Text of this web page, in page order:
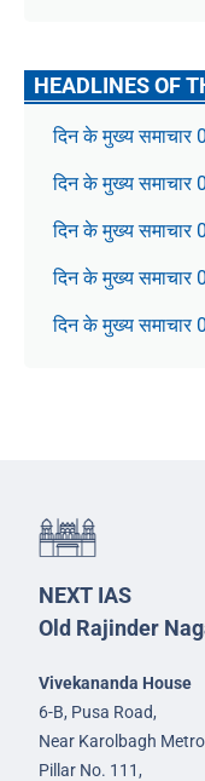
HEADLINES OF
दिन के मुख्य समाचार
दिन के मुख्य समाचार
दिन के मुख्य समाचार
दिन के मुख्य समाचार
दिन के मुख्य समाचार
NEXT IAS
Old Rajinder
Vivekananda House
6-B, Pusa Road,
Near Karolbagh Metro
Pillar No. 111,